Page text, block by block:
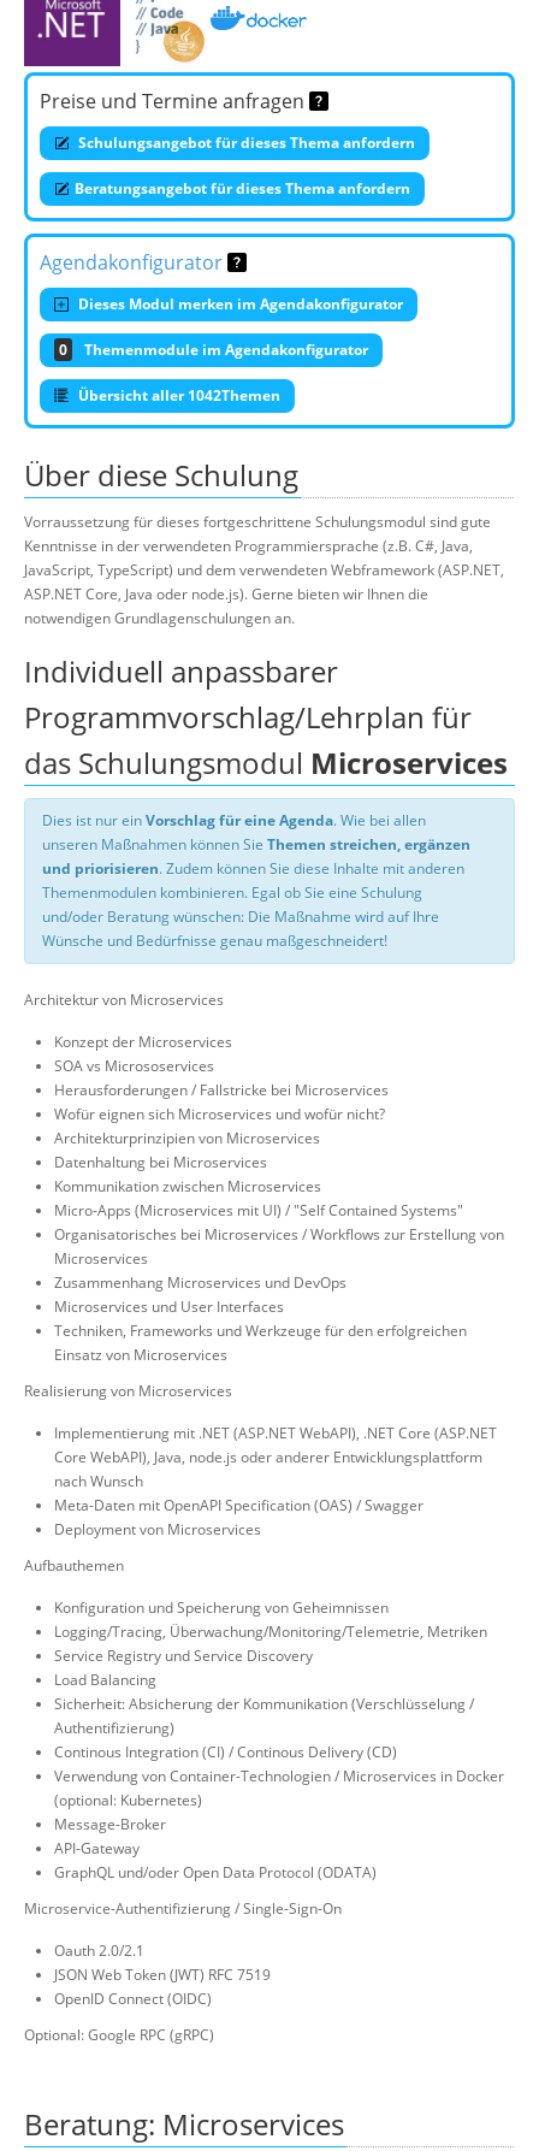
Preise und Termine anfragen
Schulungsangebot für dieses Thema anfordern
Beratungsangebot für dieses Thema anfordern
Agendakonfigurator
Dieses Modul merken im Agendakonfigurator
0 Themenmodule im Agendakonfigurator
Übersicht aller 1042Themen
Über diese Schulung
Vorraussetzung für dieses fortgeschrittene Schulungsmodul sind gute
Kenntnisse in der verwendeten Programmiersprache (z.B. C#, Java,
JavaScript, TypeScript) und dem verwendeten Webframework (ASP.NET,
ASP.NET Core, Java oder node.js). Gerne bieten wir Ihnen die
notwendigen Grundlagenschulungen an.
Individuell anpassbarer
Programmvorschlag/Lehrplan für
das Schulungsmodul Microservices
Dies ist nur einVorschlag für eine Agenda. Wie bei allen
unseren Maßnahmen können Sie Themen streichen, ergänzen
und priorisieren. Zudem können Sie diese Inhalte mit anderen
Themenmodulen kombinieren. Egal ob Sie eine Schulung
und/oder Beratung wünschen: Die Maßnahme wird auf Ihre
Wünsche und Bedürfnisse genau maßgeschneidert!
Architektur von Microservices
Konzept der Microservices
SOA vs Micrososervices
Herausforderungen / Fallstricke bei Microservices
Wofür eignen sich Microservices und wofür nicht?
Architekturprinzipien von Microservices
Datenhaltung bei Microservices
Kommunikation zwischen Microservices
Micro-Apps (Microservices mit UI) / "Self Contained Systems"
Organisatorisches bei Microservices / Workflows zur Erstellung von
Microservices
Zusammenhang Microservices und DevOps
Microservices und User Interfaces
Techniken, Frameworks und Werkzeuge für den erfolgreichen
Einsatz von Microservices
Realisierung von Microservices
Implementierung mit .NET (ASP.NET WebAPI), .NET Core (ASP.NET
Core WebAPI), Java, node.js oder anderer Entwicklungsplattform
nach Wunsch
Meta-Daten mit OpenAPI Specification (OAS) / Swagger
Deployment von Microservices
Aufbauthemen
Konfiguration und Speicherung von Geheimnissen
Logging/Tracing, Überwachung/Monitoring/Telemetrie, Metriken
Service Registry und Service Discovery
Load Balancing
Sicherheit: Absicherung der Kommunikation (Verschlüsselung /
Authentifizierung)
Continous Integration (CI) / Continous Delivery (CD)
Verwendung von Container-Technologien / Microservices in Docker
(optional: Kubernetes)
Message-Broker
API-Gateway
GraphQL und/oder Open Data Protocol (ODATA)
Microservice-Authentifizierung / Single-Sign-On
Oauth 2.0/2.1
JSON Web Token (JWT) RFC 7519
OpenID Connect (OIDC)
Optional: Google RPC (gRPC)
Beratung: Microservices